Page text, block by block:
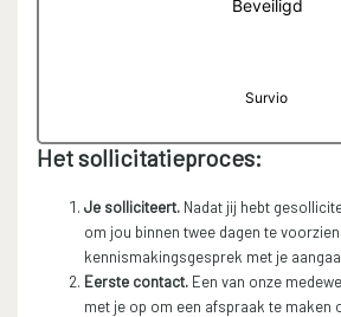
Het sollicitatieproces:
Je solliciteert. Nadat jij hebt
om jou binnen twee dagen te
kennismakingsgesprek met je
Eerste contact. Een van onze
met je op om een afspraak te maken